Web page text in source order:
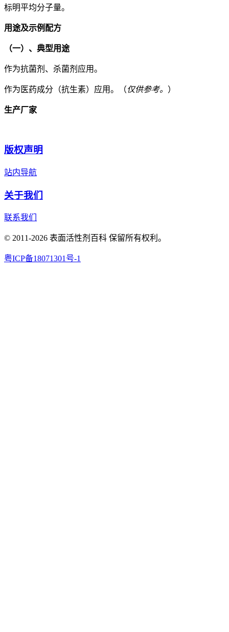
标明平均分子量。
用途及示例配方
（一）、典型用途
作为抗菌剂、杀菌剂应用。
作为医药成分（抗生素）应用。（仅供参考。 ）
生产厂家
版权声明
站内导航
关于我们
联系我们
© 2011-2026 表面活性剂百科 保留所有权利。
粤ICP备18071301号-1